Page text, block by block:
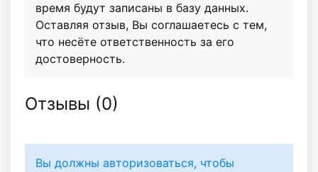
время будут записаны в базу данных.
Оставляя отзыв, Вы соглашаетесь с тем,
что несёте ответственность за его
достоверность.
Отзывы (0)
Вы должны авторизоваться, чтобы